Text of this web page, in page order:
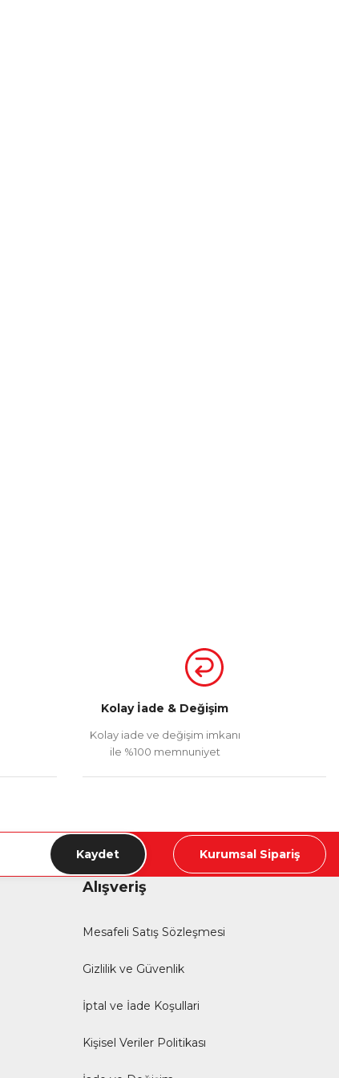
Kolay İade & Değişim
Kolay iade ve değişim imkanı
ile %100 memnuniyet
Kaydet Kurumsal Sipariş
Alışveriş
Mesafeli Satış Sözleşmesi
Gizlilik ve Güvenlik
İptal ve İade Koşullari
Kişisel Veriler Politikası